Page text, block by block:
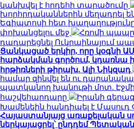
կանխվել է հրդեհի տարածումը
խորհրդականներին մեղադրել
Եգիպտոսի հետ
փոխանցելու մեջ
Հռոմի պապը
դադարեցնել Ուկրաինայում
Ցանկացած երկիր, որը կօգնի
հարձակման գործում, կդառնա
հրթիռների թիրախ. Ալի Նիկզադ
համար զինվել են ու
պատկանող խանութի մոտ.
հաշվեհարդարը
Իրանի
Խամենեին հանդիպել է Մասուդ
Հայաստանյայց առաքելական
ներկայացրել՝ ընդդեմ